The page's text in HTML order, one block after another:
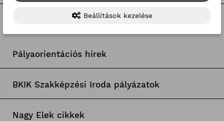
Pályaorientációs hírek
BKIK Szakképzési Iroda pályázatok
Nagy Elek cikkek
Beállítások kezelése